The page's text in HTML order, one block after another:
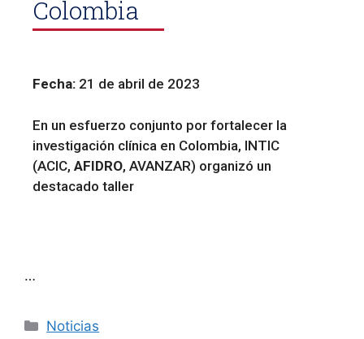
Colombia
Fecha: 21 de abril de 2023
En un esfuerzo conjunto por fortalecer la
investigación clínica en Colombia, INTIC
(ACIC, AFIDRO, AVANZAR) organizó un
destacado taller
…
Noticias